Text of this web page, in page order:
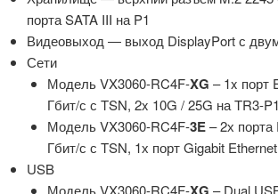
порта SATA III на P1
Видеовыход — выход DisplayPort с
Сети
Модель VX3060-RC4F-XG – 1x порт
Гбит/с с TSN, 2x 10G / 25G на TR3-P1
Модель VX3060-RC4F-3E– 2х порта
Гбит/с с TSN, 1х порт Gigabit Ethernet
USB
Модель VX3060-RC4F-
– Dual